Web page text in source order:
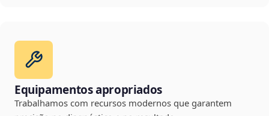
Equipamentos apropriados
Trabalhamos com recursos modernos que garantem